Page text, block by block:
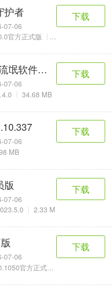
护者
07-06
官方正式版
下载
氓软件杀手)
07-06
34.68 MB
下载
07-06
MB
下载
版
07-06
2.33 M
下载
07-06
官方正式版
下载